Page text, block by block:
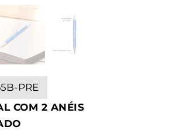
PRE
COM 2 ANÉIS